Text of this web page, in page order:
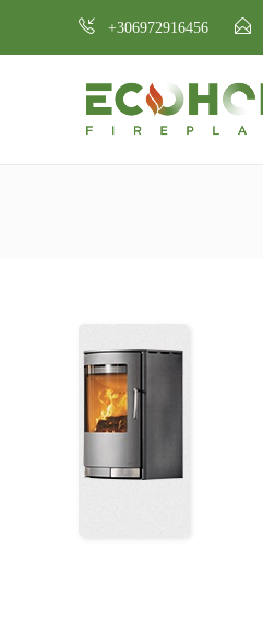
+306972916456